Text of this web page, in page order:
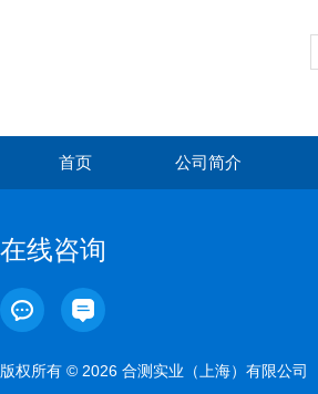
首页 公司简介
在线咨询
版权所有 © 2026 合测实业（上海）有限公司